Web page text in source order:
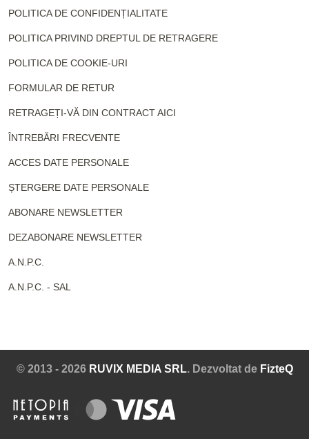
POLITICA DE CONFIDENȚIALITATE
POLITICA PRIVIND DREPTUL DE RETRAGERE
POLITICA DE COOKIE-URI
FORMULAR DE RETUR
RETRAGEȚI-VĂ DIN CONTRACT AICI
ÎNTREBĂRI FRECVENTE
ACCES DATE PERSONALE
ȘTERGERE DATE PERSONALE
ABONARE NEWSLETTER
DEZABONARE NEWSLETTER
A.N.P.C.
A.N.P.C. - SAL
© 2013 - 2026 RUVIX MEDIA SRL. Dezvoltat de FizteQ